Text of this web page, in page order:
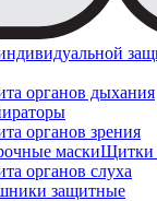
органов дыхания
органов зрения
маски
органов слуха
защитные